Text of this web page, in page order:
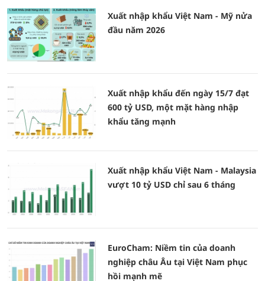
Xuất nhập khẩu Việt Nam - Mỹ nửa
đầu năm 2026
Xuất nhập khẩu đến ngày 15/7 đạt
600 tỷ USD, một mặt hàng nhập
khẩu tăng mạnh
Xuất nhập khẩu Việt Nam - Malaysia
vượt 10 tỷ USD chỉ sau 6 tháng
EuroCham: Niềm tin của doanh
nghiệp châu Âu tại Việt Nam phục
hồi mạnh mẽ